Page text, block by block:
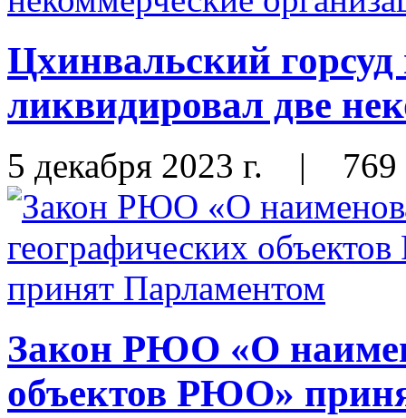
Цхинвальский
ликвидировал две
5 декабря 2023 г. | 769
Закон РЮО «О
объектов РЮО»